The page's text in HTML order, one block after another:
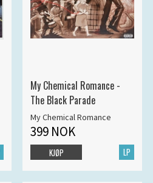
My Chemical Romance -
The Black Parade
My Chemical Romance
399 NOK
LP
KJØP